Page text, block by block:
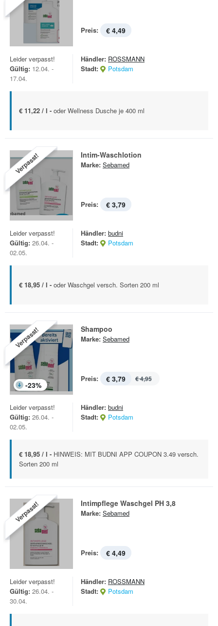
Preis: € 4,49
Leider verpasst!
Gültig: 12.04. -
17.04.
Händler: ROSSMANN
Stadt:
Potsdam
€ 11,22 / l - oder Wellness Dusche je 400 ml
Verpasst! Intim-Waschlotion
Marke: Sebamed
Preis: € 3,79
Leider verpasst!
Gültig: 26.04. -
02.05.
Händler: budni
Stadt:
Potsdam
€ 18,95 / l - oder Waschgel versch. Sorten 200 ml
Verpasst!
-23%
Shampoo
Marke: Sebamed
Preis: € 3,79 € 4,95
Leider verpasst!
Gültig: 26.04. -
02.05.
Händler: budni
Stadt:
Potsdam
€ 18,95 / l - HINWEIS: MIT BUDNI APP COUPON 3.49 versch.
Sorten 200 ml
Verpasst! Intimpflege Waschgel PH 3,8
Marke: Sebamed
Preis: € 4,49
Leider verpasst!
Gültig: 26.04. -
30.04.
Händler: ROSSMANN
Stadt:
Potsdam